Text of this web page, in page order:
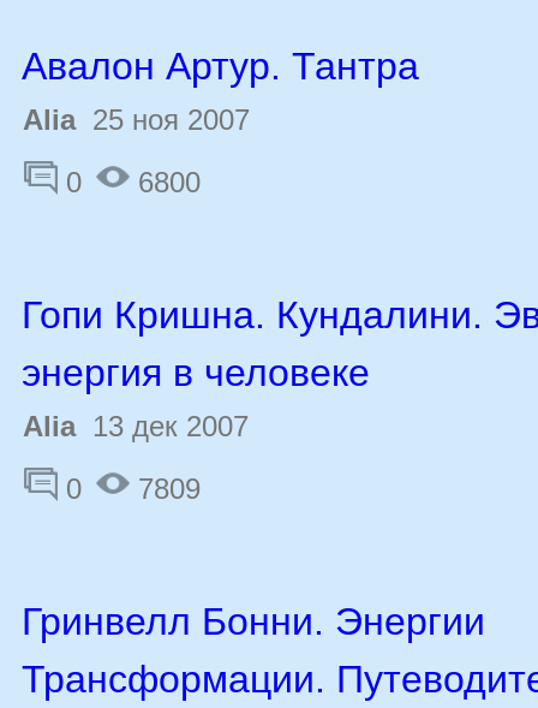
Авалон Артур. Тантра
Alia25 ноя 2007
0
6800
Гопи Кришна. Кундалини.
энергия в человеке
Alia13 дек 2007
0
7809
Гринвелл Бонни. Энергии
Трансформации.